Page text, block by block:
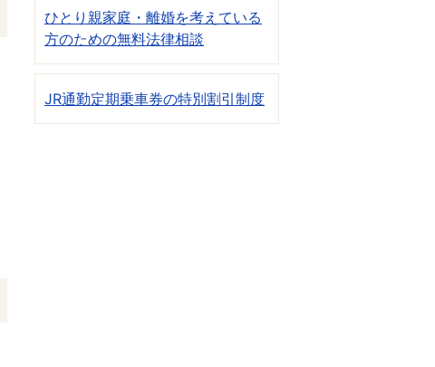
ひとり親家庭・離婚を考えている
方のための無料法律相談
JR通勤定期乗車券の特別割引制度